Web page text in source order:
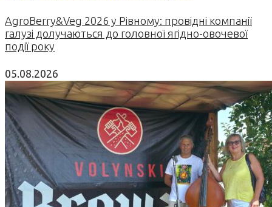
AgroBerry&Veg 2026 у Рівному: провідні компанії
галузі долучаються до головної ягідно-овочевої
події року
05.08.2026